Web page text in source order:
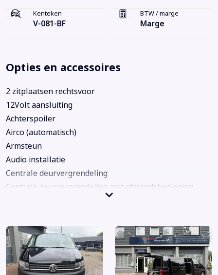
Kenteken
V-081-BF
BTW / marge
Marge
Opties en accessoires
2 zitplaatsen rechtsvoor
12Volt aansluiting
Achterspoiler
Airco (automatisch)
Armsteun
Audio installatie
Centrale deurvergrendeling
Centrale deurvergrendeling met afstandsbediening
Extra getint glas achter
Getint glas
Lichtmetalen velgen
Metaalkleur